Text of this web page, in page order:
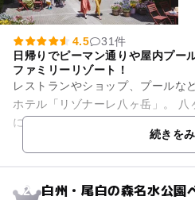
4.5
31件
日帰りでピーマン通りや屋内プー
ファミリーリゾート！
レストランやショップ、プールな
ホテル「リゾナーレ八ヶ岳」。 八
にヨーロッパのような街並みを再
ショッピングが楽しめま...続きを
2 白州・尾白の森名水公園